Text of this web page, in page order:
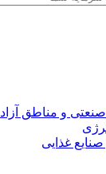
و مناطق آزاد
غذایی